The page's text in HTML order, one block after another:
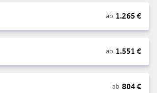
ab 1.265 €
ab 1.551 €
ab 804€